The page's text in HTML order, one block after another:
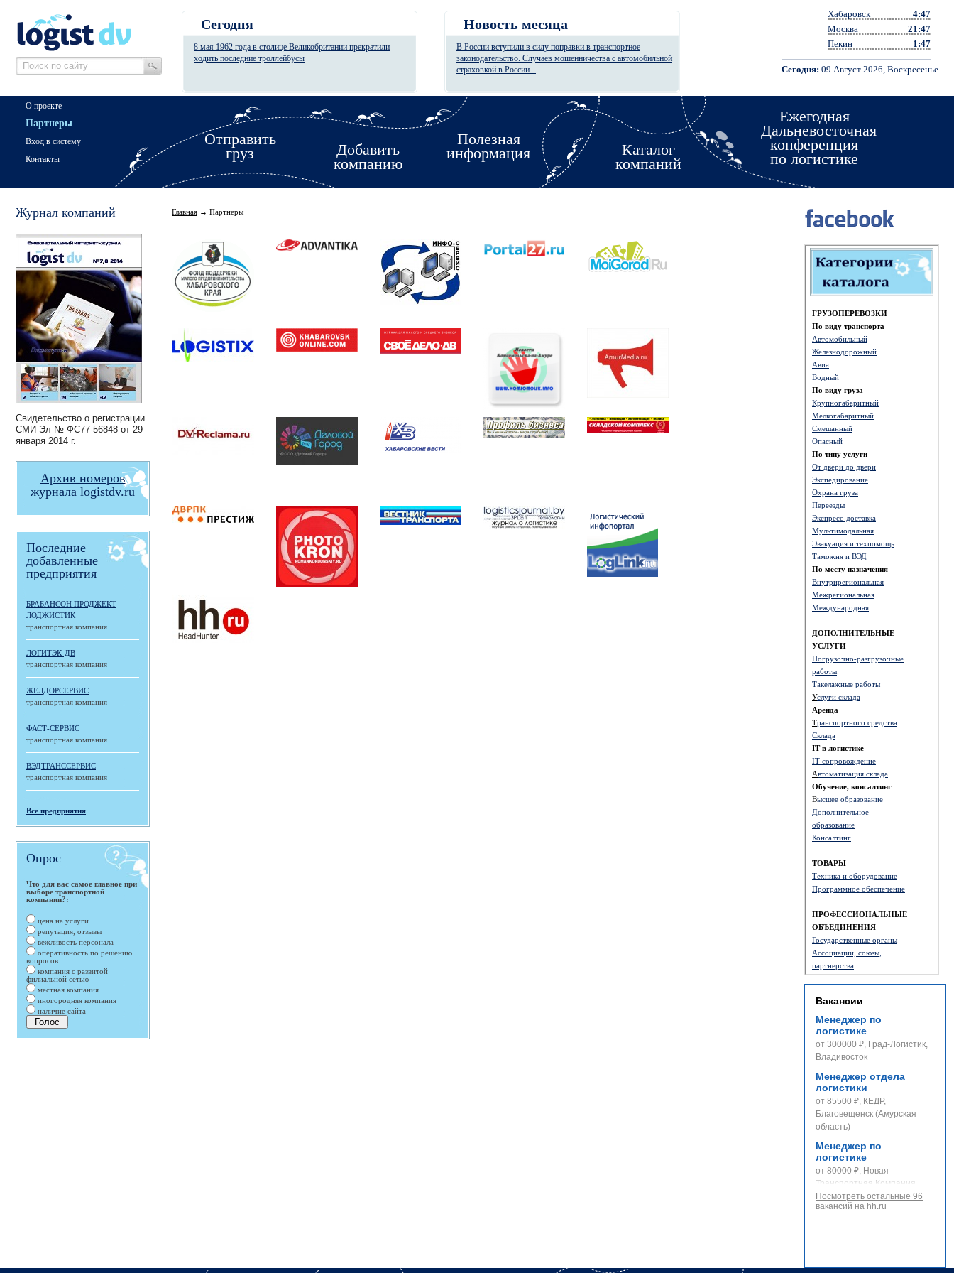
Хабаровск
4:47
Москва
21:47
Пекин
1:47
Сегодня: 09 Август 2026, Воскресенье
Сегодня
8 мая 1962 года в столице Великобритании прекратили
ходить последние троллейбусы
Новость месяца
В России вступили в силу поправки в транспортное
законодательство. Случаев мошенничества с автомобильной
страховкой в России...
Отправить
груз
Добавить
компанию
Полезная
информация
Каталог
компаний
Ежегодная
Дальневосточная
конференция
по логистике
О проекте
Партнеры
Вход в систему
Контакты
Журнал компаний
Свидетельство о регистрации
СМИ Эл № ФС77-56848 от 29
января 2014 г.
Архив номеров
журнала logistdv.ru
Последние
добавленные
предприятия
БРАБАНСОН ПРОДЖЕКТ
ЛОДЖИСТИК
транспортная компания
ЛОГИТЭК-ДВ
транспортная компания
ЖЕЛДОРСЕРВИС
транспортная компания
ФАСТ-СЕРВИС
транспортная компания
ВЭДТРАНССЕРВИС
транспортная компания
Все предприятия
Опрос
Что для вас самое главное при
выборе транспортной
компании?:
цена на услуги
репутация, отзывы
вежливость персонала
оперативность по решению
вопросов
компания с развитой
филиальной сетью
местная компания
иногородняя компания
наличие сайта
ГРУЗОПЕРЕВОЗКИ
По виду транспорта
Автомобильный
Железнодорожный
Авиа
Водный
По виду груза
Крупногабаритный
Мелкогабаритный
Смешанный
Опасный
По типу услуги
От двери до двери
Экспедирование
Охрана груза
Переезды
Экспресс-доставка
Мультимодальная
Эвакуация и техпомощь
Таможня и ВЭД
По месту назначения
Внутрирегиональная
Межрегиональная
Международная
ДОПОЛНИТЕЛЬНЫЕ
УСЛУГИ
Погрузочно-разгрузочные
работы
Такелажные работы
Услуги склада
Аренда
Транспортного средства
Склада
IT в логистике
IT сопровождение
Автоматизация склада
Обучение, консалтинг
Высшее образование
Дополнительное
образование
Консалтинг
ТОВАРЫ
Техника и оборудование
Программное обеспечение
ПРОФЕССИОНАЛЬНЫЕ
ОБЪЕДИНЕНИЯ
Государственные органы
Ассоциации, союзы,
партнерства
Вакансии
Менеджер по
логистике
от 300000 ₽, Град-Логистик,
Владивосток
Менеджер отдела
логистики
от 85500 ₽, КЕДР,
Благовещенск (Амурская
область)
Менеджер по
логистике
от 80000 ₽, Новая
Транспортная Компания,
Владивосток
Посмотреть остальные 96
вакансий на hh.ru
Главная → Партнеры